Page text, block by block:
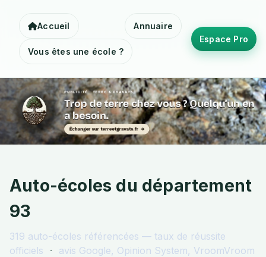
Accueil Annuaire
Vous êtes une école ?
Espace Pro
Auto-écoles du département
93
319 auto-écoles référencées — taux de réussite
officiels
·
avis Google, Opinion System, VroomVroom